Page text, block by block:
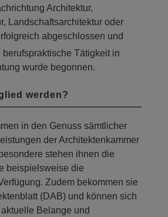
Architektur,
Landschaftsarchitektur oder
abgeschlossen und
Tätigkeit in
wurde begonnen.
werden?
in den Genuss sämtlicher
der Architektenkammer
stehen ihnen die
beispielsweise die
Zudem bekommen sie
(DAB) und können sich
Belange und